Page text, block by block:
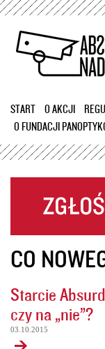
START O AKCJI
O FUNDACJI
CO
Starcie
czy na „nie”?
03.10.2015